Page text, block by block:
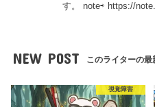
す。 note⇨ https://
NEW POST このライターの最
視覚障害